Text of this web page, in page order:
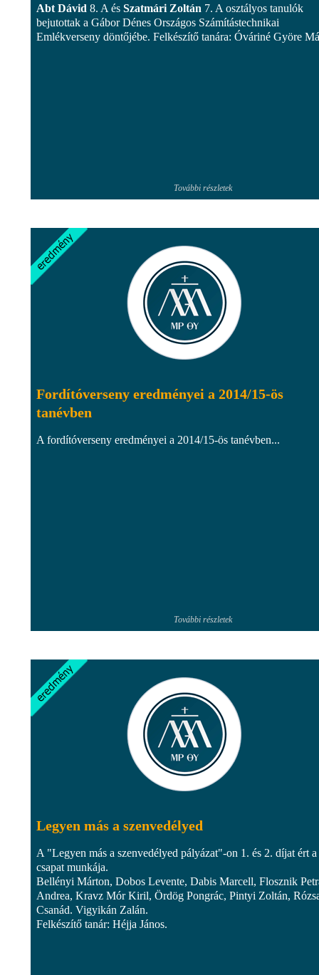
Abt Dávid 8. A és Szatmári Zoltán 7. A osztályos tanulók
bejutottak a Gábor Dénes Országos Számítástechnikai
Emlékverseny döntőjébe. Felkészítő tanára: Óváriné Györe
További részletek
Fordítóverseny eredményei a 2014/15-ös
tanévben
A fordítóverseny eredményei a 2014/15-ös tanévben...
További részletek
Legyen más a szenvedélyed
A "Legyen más a szenvedélyed pályázat"-on 1. és 2. díjat ért a
csapat munkája.
Bellényi Márton, Dobos Levente, Dabis Marcell, Flosznik
Andrea, Kravz Mór Kiril, Ördög Pongrác, Pintyi Zoltán,
Csanád. Vigyikán Zalán.
Felkészítő tanár: Héjja János.